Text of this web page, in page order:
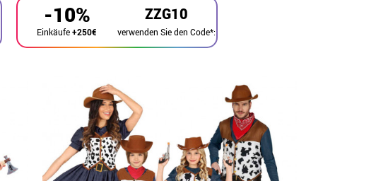
-10%
Einkäufe+250€
ZZG10
verwenden Sie den Code*: